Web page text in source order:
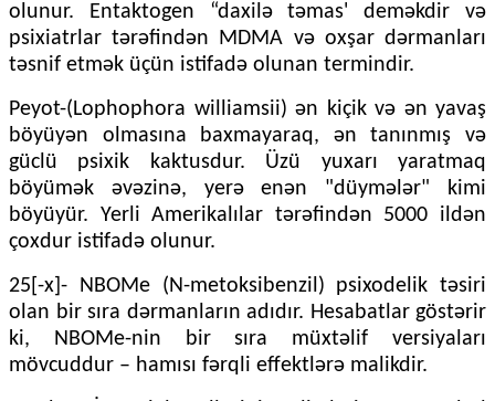
olunur. Entaktogen “daxilə təmas' deməkdir və
psixiatrlar tərəfindən MDMA və oxşar dərmanları
təsnif etmək üçün istifadə olunan termindir.
Peyot-(Lophophora williamsii) ən kiçik və ən yavaş
böyüyən olmasına baxmayaraq, ən tanınmış və
güclü psixik kaktusdur. Üzü yuxarı yaratmaq
böyümək əvəzinə, yerə enən "düymələr" kimi
böyüyür. Yerli Amerikalılar tərəfindən 5000 ildən
çoxdur istifadə olunur.
25[-x]- NBOMe (N-metoksibenzil) psixodelik təsiri
olan bir sıra dərmanların adıdır. Hesabatlar göstərir
ki, NBOMe-nin bir sıra müxtəlif versiyaları
mövcuddur – hamısı fərqli effektlərə malikdir.